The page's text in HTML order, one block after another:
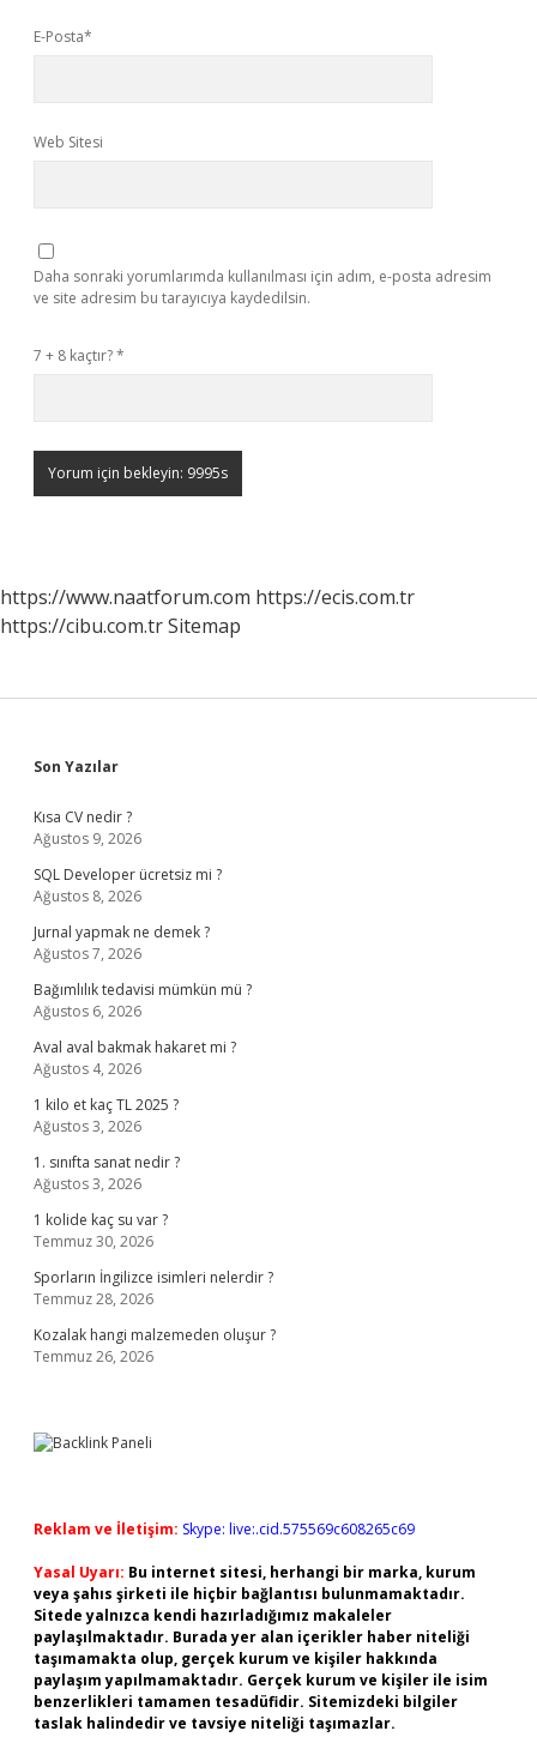
E-Posta*
Web Sitesi
Daha sonraki yorumlarımda kullanılması için adım, e-posta adresim
ve site adresim bu tarayıcıya kaydedilsin.
7 + 8 kaçtır?*
https://www.naatforum.com https://ecis.com.tr
https://cibu.com.trSitemap
Sidebar
Son Yazılar
Kısa CV nedir ?
Ağustos 9, 2026
SQL Developer ücretsiz mi ?
Ağustos 8, 2026
Jurnal yapmak ne demek ?
Ağustos 7, 2026
Bağımlılık tedavisi mümkün mü ?
Ağustos 6, 2026
Aval aval bakmak hakaret mi ?
Ağustos 4, 2026
1 kilo et kaç TL 2025 ?
Ağustos 3, 2026
1. sınıfta sanat nedir ?
Ağustos 3, 2026
1 kolide kaç su var ?
Temmuz 30, 2026
Sporların İngilizce isimleri nelerdir ?
Temmuz 28, 2026
Kozalak hangi malzemeden oluşur ?
Temmuz 26, 2026
Reklam ve İletişim: Skype: live:.cid.575569c608265c69
Yasal Uyarı: Bu internet sitesi, herhangi bir marka, kurum
veya şahıs şirketi ile hiçbir bağlantısı bulunmamaktadır.
Sitede yalnızca kendi hazırladığımız makaleler
paylaşılmaktadır. Burada yer alan içerikler haber niteliği
taşımamakta olup, gerçek kurum ve kişiler hakkında
paylaşım yapılmamaktadır. Gerçek kurum ve kişiler ile isim
benzerlikleri tamamen tesadüfidir. Sitemizdeki bilgiler
taslak halindedir ve tavsiye niteliği taşımazlar.